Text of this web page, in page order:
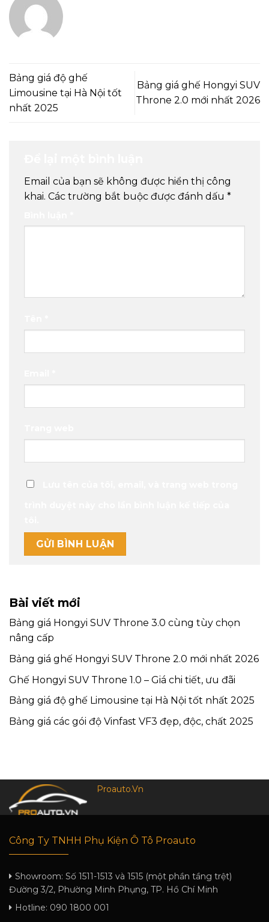
Bảng giá độ ghế
Limousine tại Hà Nội tốt
nhất 2025
Bảng giá ghế Hongyi SUV
Throne 2.0 mới nhất 2026
Email của bạn sẽ không được hiển thị công
khai. Các trường bắt buộc được đánh dấu *
Bài viết mới
Bảng giá Hongyi SUV Throne 3.0 cùng tùy chọn
nâng cấp
Bảng giá ghế Hongyi SUV Throne 2.0 mới nhất 2026
Ghế Hongyi SUV Throne 1.0 – Giá chi tiết, ưu đãi
Bảng giá độ ghế Limousine tại Hà Nội tốt nhất 2025
Bảng giá các gói độ Vinfast VF3 đẹp, độc, chất 2025
Proauto.Vn
Công Ty TNHH Phụ Kiện Ô Tô Proauto
Showroom: Số 1511-1513 và 1515 (một phần tầng trệt)
Đường 3/2, Phường Minh Phụng, TP. Hồ Chí Minh
Hotline: 090 1800 001